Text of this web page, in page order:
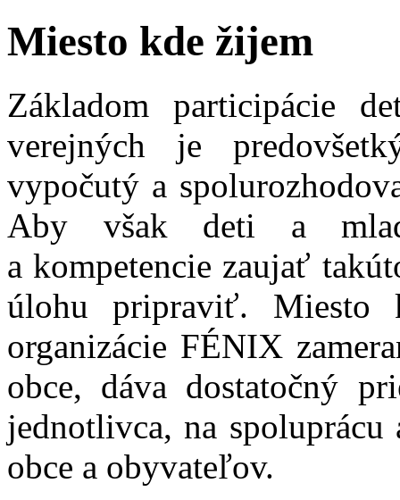
Miesto kde žijem
Základom participácie
verejných je
vypočutý a
Aby však deti a
a kompetencie zaujať
úlohu pripraviť. Miesto
organizácie FÉNIX
obce, dáva dostatočný
jednotlivca, na
obce a obyvateľov.